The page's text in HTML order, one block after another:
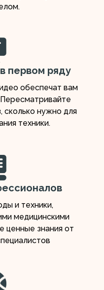
обеспечат вам
сколько нужно для
техники.
первом ряду
и техники,
медицинскими
ценные знания от